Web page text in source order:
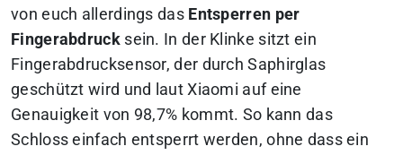
von euch allerdings das Entsperren per
Fingerabdrucksein. In der Klinke sitzt ein
Fingerabdrucksensor, der durch Saphirglas
geschützt wird und laut Xiaomi auf eine
Genauigkeit von 98,7% kommt. So kann das
Schloss einfach entsperrt werden, ohne dass ein